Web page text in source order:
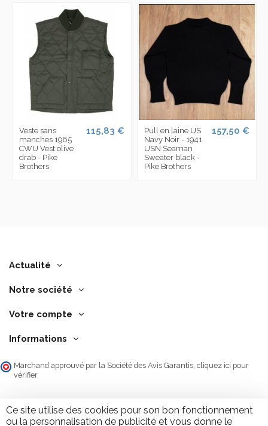
Veste sans
manches 1965
CWU Vest olive
drab - Pike
Brothers
115,83 €
Pull en laine US
Navy Noir - 1941
USN Seaman
Sweater black -
Pike Brothers
157,50 €
Actualité
Notre société
Votre compte
Informations
Marchand approuvé par la Société des Avis Garantis, cliquez ici pour
vérifier.
Ce site utilise des cookies pour son bon fonctionnement
ou la personnalisation de publicité et vous donne le